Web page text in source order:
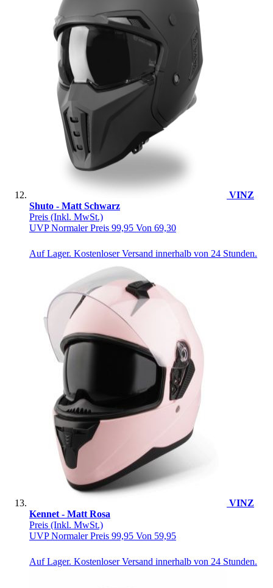
VINZ
Shuto - Matt Schwarz
Preis (Inkl. MwSt.)
UVPNormaler Preis 99,95 Von 69,30
Auf Lager. Kostenloser Versand innerhalb von 24 Stunden.
VINZ
Kennet - Matt Rosa
Preis (Inkl. MwSt.)
UVPNormaler Preis 99,95 Von 59,95
Auf Lager. Kostenloser Versand innerhalb von 24 Stunden.